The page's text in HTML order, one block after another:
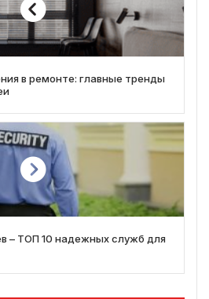
в ремонте: главные тренды
– ТОП 10 надежных служб для